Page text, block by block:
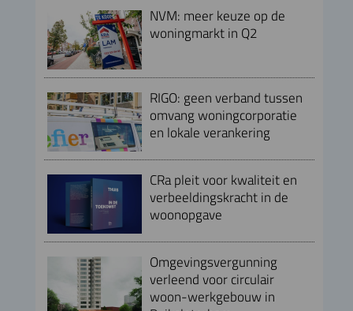
NVM: meer keuze op de
woningmarkt in Q2
RIGO: geen verband tussen
omvang woningcorporatie
en lokale verankering
CRa pleit voor kwaliteit en
verbeeldingskracht in de
woonopgave
Omgevingsvergunning
verleend voor circulair
woon-werkgebouw in